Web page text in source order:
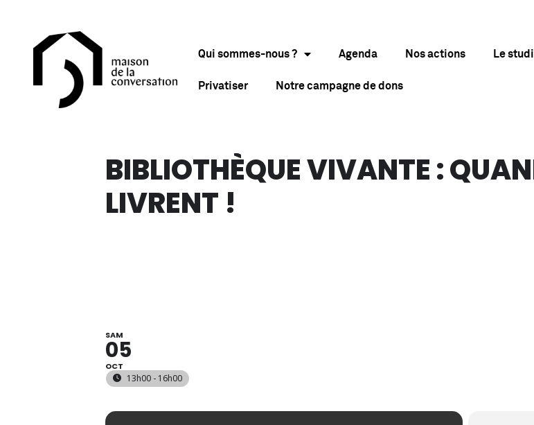
Qui sommes-nous ? Agenda Nos actions Le
Privatiser Notre campagne de dons
BIBLIOTHÈQUE VIVANTE :
LIVRENT !
SAM
05
OCT
13h00 - 16h00